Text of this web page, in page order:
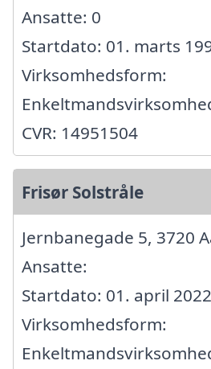
Ansatte: 0
Startdato: 01. marts
Virksomhedsform:
CVR: 14951504
Frisør Solstråle
Jernbanegade 5, 3720
Ansatte:
Startdato: 01. april
Virksomhedsform: